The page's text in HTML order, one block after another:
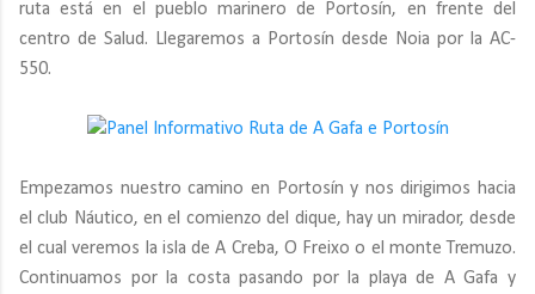
ruta está en el pueblo marinero de Portosín, en frente del
centro de Salud. Llegaremos a Portosín desde Noia por la AC-
550.
Empezamos nuestro camino en Portosín y nos dirigimos hacia
el club Náutico, en el comienzo del dique, hay un mirador, desde
el cual veremos la isla de A Creba, O Freixo o el monte Tremuzo.
Continuamos por la costa pasando por la playa de A Gafa y